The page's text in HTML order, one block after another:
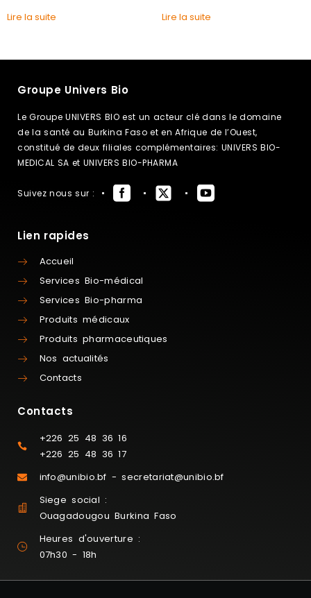
Lire la suite
Lire la suite
Groupe Univers Bio
Le Groupe UNIVERS BIO est un acteur clé dans le domaine
de la santé au Burkina Faso et en Afrique de l’Ouest,
constitué de deux filiales complémentaires: UNIVERS BIO-
MEDICAL SA et UNIVERS BIO-PHARMA
Suivez nous sur :
Lien rapides
Accueil
Services Bio-médical
Services Bio-pharma
Produits médicaux
Produits pharmaceutiques
Nos actualités
Contacts
Contacts
+226 25 48 36 16
+226 25 48 36 17
info@unibio.bf - secretariat@unibio.bf
Siege social :
Ouagadougou Burkina Faso
Heures d'ouverture :
07h30 - 18h